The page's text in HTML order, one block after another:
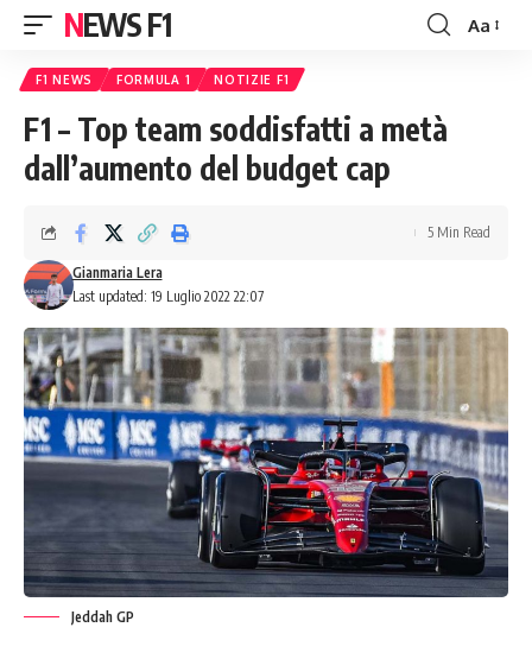
NEWS F1
Font
Aa
F1 NEWS FORMULA 1 NOTIZIE F1
F1 – Top team soddisfatti a metà
dall’aumento del budget cap
Last updated: 19 Luglio 2022 22:07
Gianmaria Lera
5 Min Read
Jeddah GP